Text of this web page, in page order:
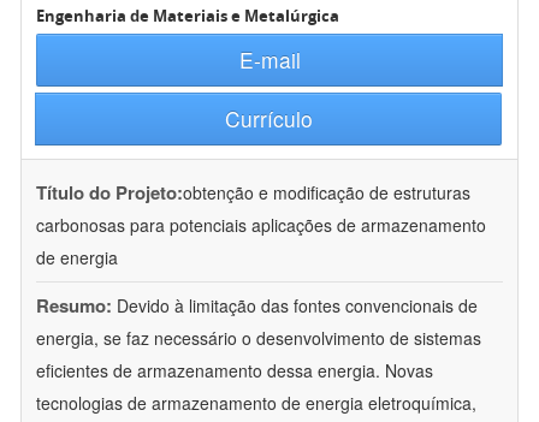
Engenharia de Materiais e Metalúrgica
E-mail
Currículo
Título do Projeto:obtenção e modificação de estruturas
carbonosas para potenciais aplicações de armazenamento
de energia
Resumo: Devido à limitação das fontes convencionais de
energia, se faz necessário o desenvolvimento de sistemas
eficientes de armazenamento dessa energia. Novas
tecnologias de armazenamento de energia eletroquímica,